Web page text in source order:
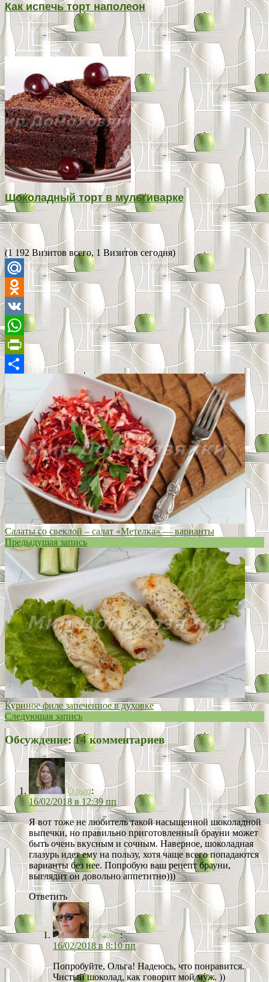
Как испечь торт наполеон
Шоколадный торт в мультиварке
(1 192 Визитов всего, 1 Визитов сегодня)
Mail.Ru
Odnoklassniki
VK
WhatsApp
PrintFriendly
Салаты со свеклой – салат «Метелка» — варианты
Предыдущая запись
Куриное филе запеченное в духовке
Следующая запись
Обсуждение: 14 комментариев
Ольга:
16/02/2018 в 12:39 пп
Я вот тоже не любитель такой насыщенной шоколадной
выпечки, но правильно приготовленный брауни может
быть очень вкусным и сочным. Наверное, шоколадная
глазурь идет ему на пользу, хотя чаще всего попадаются
варианты без нее. Попробую ваш рецепт брауни,
выглядит он довольно аппетитно)))
Ответить
Галина:
16/02/2018 в 8:10 пп
Попробуйте, Ольга! Надеюсь, что понравится.
Чистый шоколад, как говорит мой муж. ))